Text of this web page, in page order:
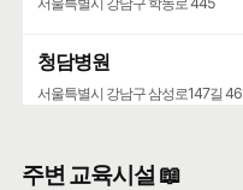
청담병원
서울특별시 강남구 삼성로147길 46
주변 교육시설 📖